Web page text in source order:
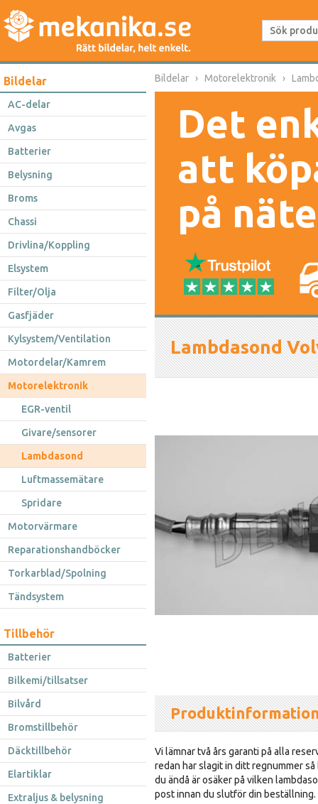
Bildelar
AC-delar
Avgas
Batterier
Belysning
Broms
Chassi
Drivlina/Koppling
Elsystem
Filter/Olja
Gasfjäder
Kylsystem/Ventilation
Motordelar/Kamrem
Motorelektronik
EGR-ventil
Givare/sensorer
Lambdasond
Luftmassemätare
Spridare
Motorvärmare
Reparationshandböcker
Torkarblad/Spolning
Tändsystem
Tillbehör
Batterier
Bilkemi/tillsatser
Bilvård
Bromstillbehör
Däcktillbehör
Elartiklar
Extraljus & belysning
Bildelar Motorelektronik
Det
att
på
Lambdasond
Vi lämnar två års garanti på alla
redan har slagit in ditt regnummer
du ändå är osäker på vilken
post innan du slutför din beställning.